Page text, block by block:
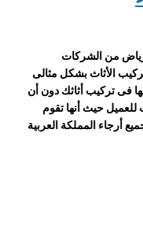
من الشركات
الأثاث بشكل مثالى
فى تركيب أثاثك دون أن
حيث أنها تقوم
أرجاء المملكة العربية